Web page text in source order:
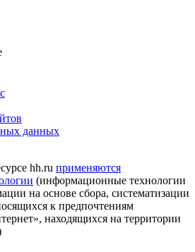
данных
hh.ru применяются
(информационные технологии
на основе сбора, систематизации
к предпочтениям
находящихся на территории